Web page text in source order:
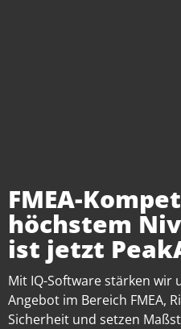
FMEA-
höchstem
ist jetzt
Mit IQ-Software stärken wir
Angebot im Bereich FMEA,
Sicherheit und setzen